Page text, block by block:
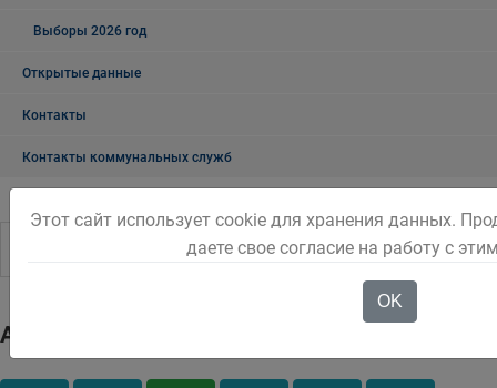
Выборы 2026 год
Открытые данные
Контакты
Контакты коммунальных служб
Архив
Этот сайт использует cookie для хранения данных.
даете свое согласие на работу с
OK